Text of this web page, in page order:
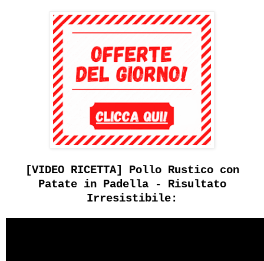
[VIDEO RICETTA] Pollo Rustico con
Patate in Padella - Risultato
Irresistibile: